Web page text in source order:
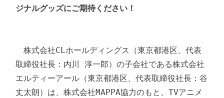
ジナルグッズにご期待ください！
株式会社CLホールディングス（東京都港区、代表
取締役社長：内川 淳一郎）の子会社である株式会社
エルティーアール（東京都港区、代表取締役社長：谷
丈太朗）は、株式会社MAPPA協力のもと、TVアニメ